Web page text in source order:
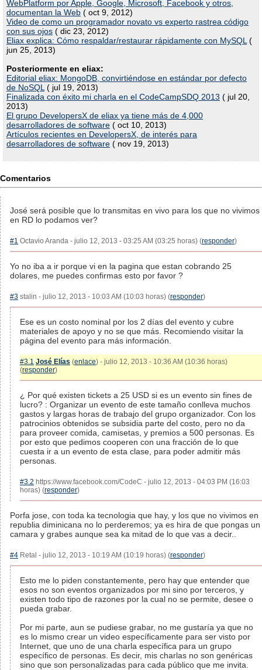
WebPlatform por Apple, Google, Microsoft, Facebook y otros,
documentan la Web ( oct 9, 2012)
Video de como un programador novato vs experto rastrea código
con sus ojos ( dic 23, 2012)
Eliax explica: Cómo respaldar/restaurar rápidamente con MySQL (
jun 25, 2013)
Posteriormente en eliax:
Editorial eliax: MongoDB, convirtiéndose en estándar por defecto
de NoSQL ( jul 19, 2013)
Finalizada con éxito mi charla en el CodeCampSDQ 2013 ( jul 20,
2013)
El grupo DevelopersX de eliax ya tiene más de 4,000
desarrolladores de software ( oct 10, 2013)
Artículos recientes en DevelopersX, de interés para
desarrolladores de software ( nov 19, 2013)
Comentarios
José será posible que lo transmitas en vivo para los que no vivimos
en RD lo podamos ver?
#1 Octavio Aranda - julio 12, 2013 - 03:25 AM (03:25 horas) (responder)
Yo no iba a ir porque vi en la pagina que estan cobrando 25
dolares, me puedes confirmas esto por favor ?
#3 stalin - julio 12, 2013 - 10:03 AM (10:03 horas) (responder)
Ese es un costo nominal por los 2 días del evento y cubre
materiales de apoyo y no se que más. Recomiendo visitar la
página del evento para más información.
#3.1 José Elías (enlace) - julio 12, 2013 - 10:36 AM (10:36 horas)
(responder)
¿ Por qué existen tickets a 25 USD si es un evento sin fines de
lucro? : Organizar un evento de este tamaño conlleva muchos
gastos y largas horas de trabajo del grupo organizador. Con los
patrocinios obtenidos se subsidia parte del costo, pero no da
para proveer comida, camisetas, y premios a 500 personas. Es
por esto que pedimos cooperen con una fracción de lo que
cuesta ir a un evento de esta clase, para poder admitir más
personas.
#3.2 https://www.facebook.com/CodeC - julio 12, 2013 - 04:03 PM (16:03
horas) (responder)
Porfa jose, con toda ka tecnologia que hay, y los que no vivimos en
republia diminicana no lo perderemos; ya es hira de que pongas un
camara y grabes aunque sea ka mitad de lo que vas a decir..
#4 Retal - julio 12, 2013 - 10:19 AM (10:19 horas) (responder)
Esto me lo piden constantemente, pero hay que entender que
esos no son eventos organizados por mi sino por terceros, y
existen todo tipo de razones por la cual no se permite, desee o
pueda grabar.
Por mi parte, aun se pudiese grabar, no me gustaría ya que no
es lo mismo crear un video específicamente para ser visto por
Internet, que uno de una charla específica para un grupo
específico de personas. Es decir, mis charlas no son genéricas
sino que son personalizadas para cada público que me invita.